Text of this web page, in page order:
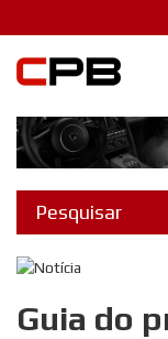
Guia do